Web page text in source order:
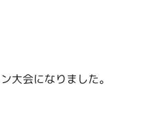
大会になりました。